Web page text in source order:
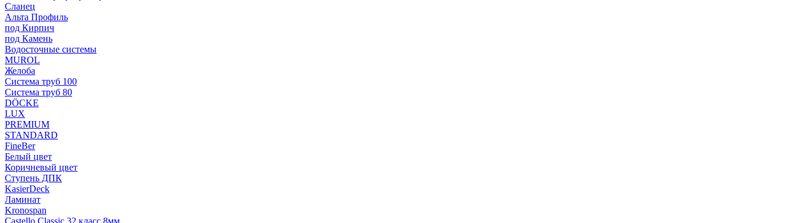
Сланец
Альта Профиль
под Кирпич
под Камень
Водосточные системы
MUROL
Желоба
Система труб 100
Система труб 80
DÖCKE
LUX
PREMIUM
STANDARD
FineBer
Белый цвет
Коричневый цвет
Ступень ДПК
KasierDeck
Ламинат
Kronospan
Castello Classic 32 класс 8мм